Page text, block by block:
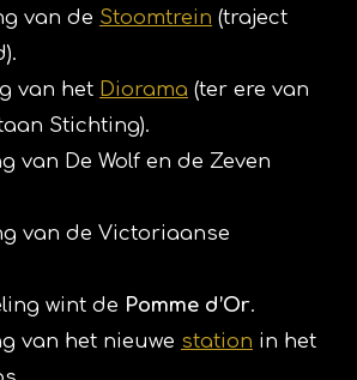
van de Stoomtrein (traject
van het Diorama (ter ere van
Stichting).
van De Wolf en de Zeven
van de Victoriaanse
wint de Pomme d’Or.
van het nieuwe station in het